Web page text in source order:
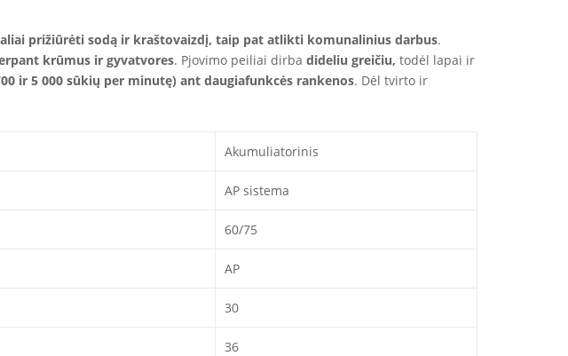
prižiūrėti sodą ir kraštovaizdį, taip pat atlikti komunalinius darbus.
krūmus ir gyvatvores. Pjovimo peiliai dirba dideliu greičiu, todėl lapai ir
ir 5 000 sūkių per minutę) ant daugiafunkcės rankenos. Dėl tvirto ir
Akumuliatorinis
AP sistema
60/75
AP
30
36